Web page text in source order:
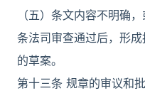
（五）条文内容不明确
条法司审查通过后，形
的草案。
第十三条 规章的审议和